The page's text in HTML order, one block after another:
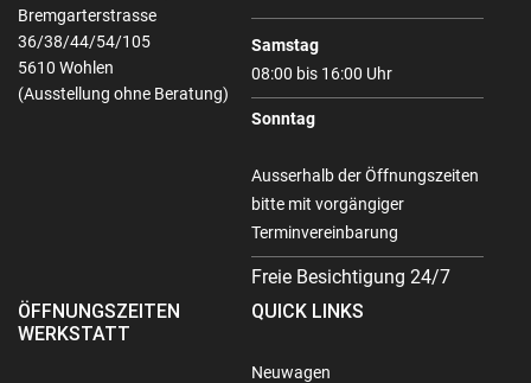
Bremgarterstrasse
36/38/44/54/105
5610 Wohlen
(Ausstellung ohne Beratung)
Samstag
08:00 bis 16:00 Uhr
Sonntag
Ausserhalb der Öffnungszeiten
bitte mit vorgängiger
Terminvereinbarung
Freie Besichtigung 24/7
ÖFFNUNGSZEITEN
WERKSTATT
QUICK LINKS
Neuwagen